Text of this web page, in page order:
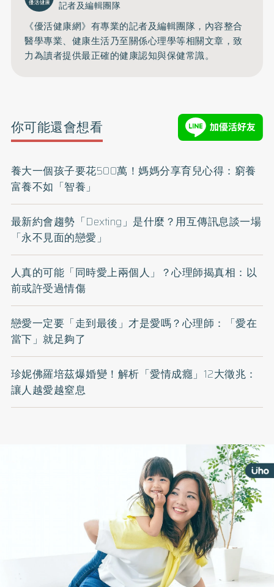
記者及編輯團隊
《優活健康網》有專業的記者及編輯團隊，內容整合
醫學專業、健康生活乃至關係心理學等相關文章，致
力為讀者提供最正確的健康認知與保健常識。
你可能還會想看
養大一個孩子要花500萬！媽媽分享育兒心得：窮養
富養不如「智養」
最新約會趨勢「Dexting」是什麼？用互傳訊息談一場
「永不見面的戀愛」
人真的可能「同時愛上兩個人」？心理師揭真相：以
前或許受過情傷
戀愛一定要「走到最後」才是愛嗎？心理師：「愛在
當下」就足夠了
珍妮佛羅培茲爆婚變！解析「愛情成癮」12大徵兆：
讓人越愛越窒息